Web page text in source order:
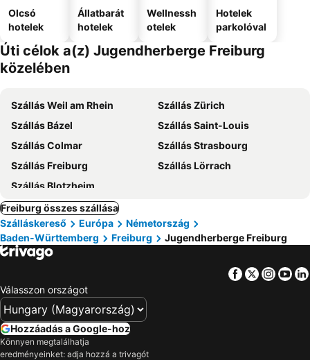
Olcsó
hotelek
Állatbarát
hotelek
Wellnessh
otelek
Hotelek
parkolóval
Úti célok a(z) Jugendherberge Freiburg
közelében
Szállás Weil am Rhein
Szállás Zürich
Szállás Bázel
Szállás Saint-Louis
Szállás Colmar
Szállás Strasbourg
Szállás Freiburg
Szállás Lörrach
Szállás Blotzheim
Freiburg összes szállása
Szálláskereső
Európa
Németország
Baden-Württemberg
Freiburg Jugendherberge Freiburg
Facebook
Twitter
Válasszon országot
Hozzáadás a Google-hoz
Könnyen megtalálhatja
eredményeinket: adja hozzá a trivagót